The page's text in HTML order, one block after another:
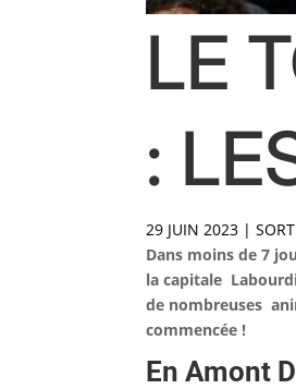
LE
:
29 JUIN 2023 |
Dans moins de 7
la capitale
de nombreuses
commencée !
En Amont